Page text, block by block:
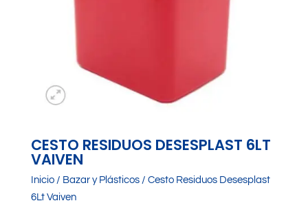
CESTO RESIDUOS DESESPLAST 6LT
VAIVEN
Inicio/ Bazar y Plásticos/ Cesto Residuos Desesplast
6Lt Vaiven